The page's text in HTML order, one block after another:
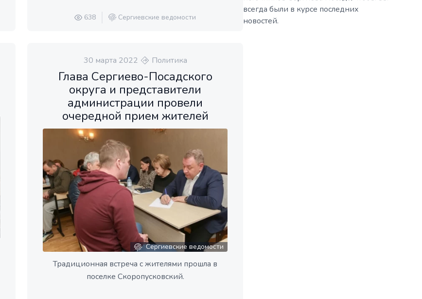
638 Сергиевские ведомости
30 марта 2022 Политика
Глава Сергиево-Посадского
округа и представители
администрации провели
очередной прием жителей
Сергиевские ведомости
Традиционная встреча с жителями прошла в
поселке Скоропусковский.
всегда были в курсе последних
новостей.